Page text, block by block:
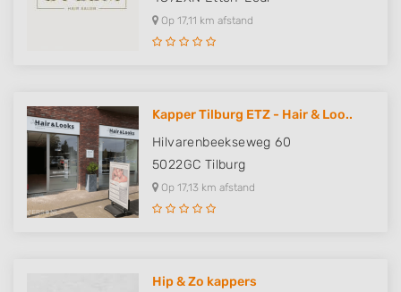
Op 17,11 km afstand
Kapper Tilburg ETZ - Hair & Loo..
Hilvarenbeekseweg 60
5022GC Tilburg
Op 17,13 km afstand
Hip & Zo kappers